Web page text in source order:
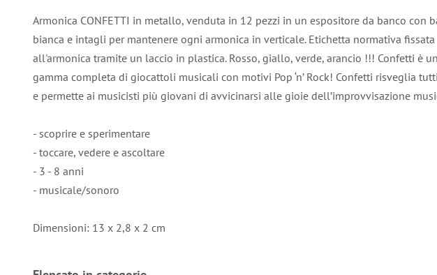
Armonica CONFETTI in metallo, venduta in 12 pezzi in un espositore da banco con
bianca e intagli per mantenere ogni armonica in verticale. Etichetta normativa fissata
all'armonica tramite un laccio in plastica. Rosso, giallo, verde, arancio !!! Confetti è
gamma completa di giocattoli musicali con motivi Pop ‘n’ Rock! Confetti risveglia
e permette ai musicisti più giovani di avvicinarsi alle gioie dell’improvvisazione
- scoprire e sperimentare
- toccare, vedere e ascoltare
- 3 - 8 anni
- musicale/sonoro
Dimensioni: 13 x 2,8 x 2 cm